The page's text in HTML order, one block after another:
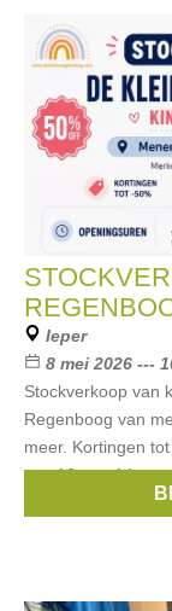
Ieper
8 mei 2026 ---
Stockverkoop van
Regenboog van
meer. Kortingen
van 12u tot 14u
Blue